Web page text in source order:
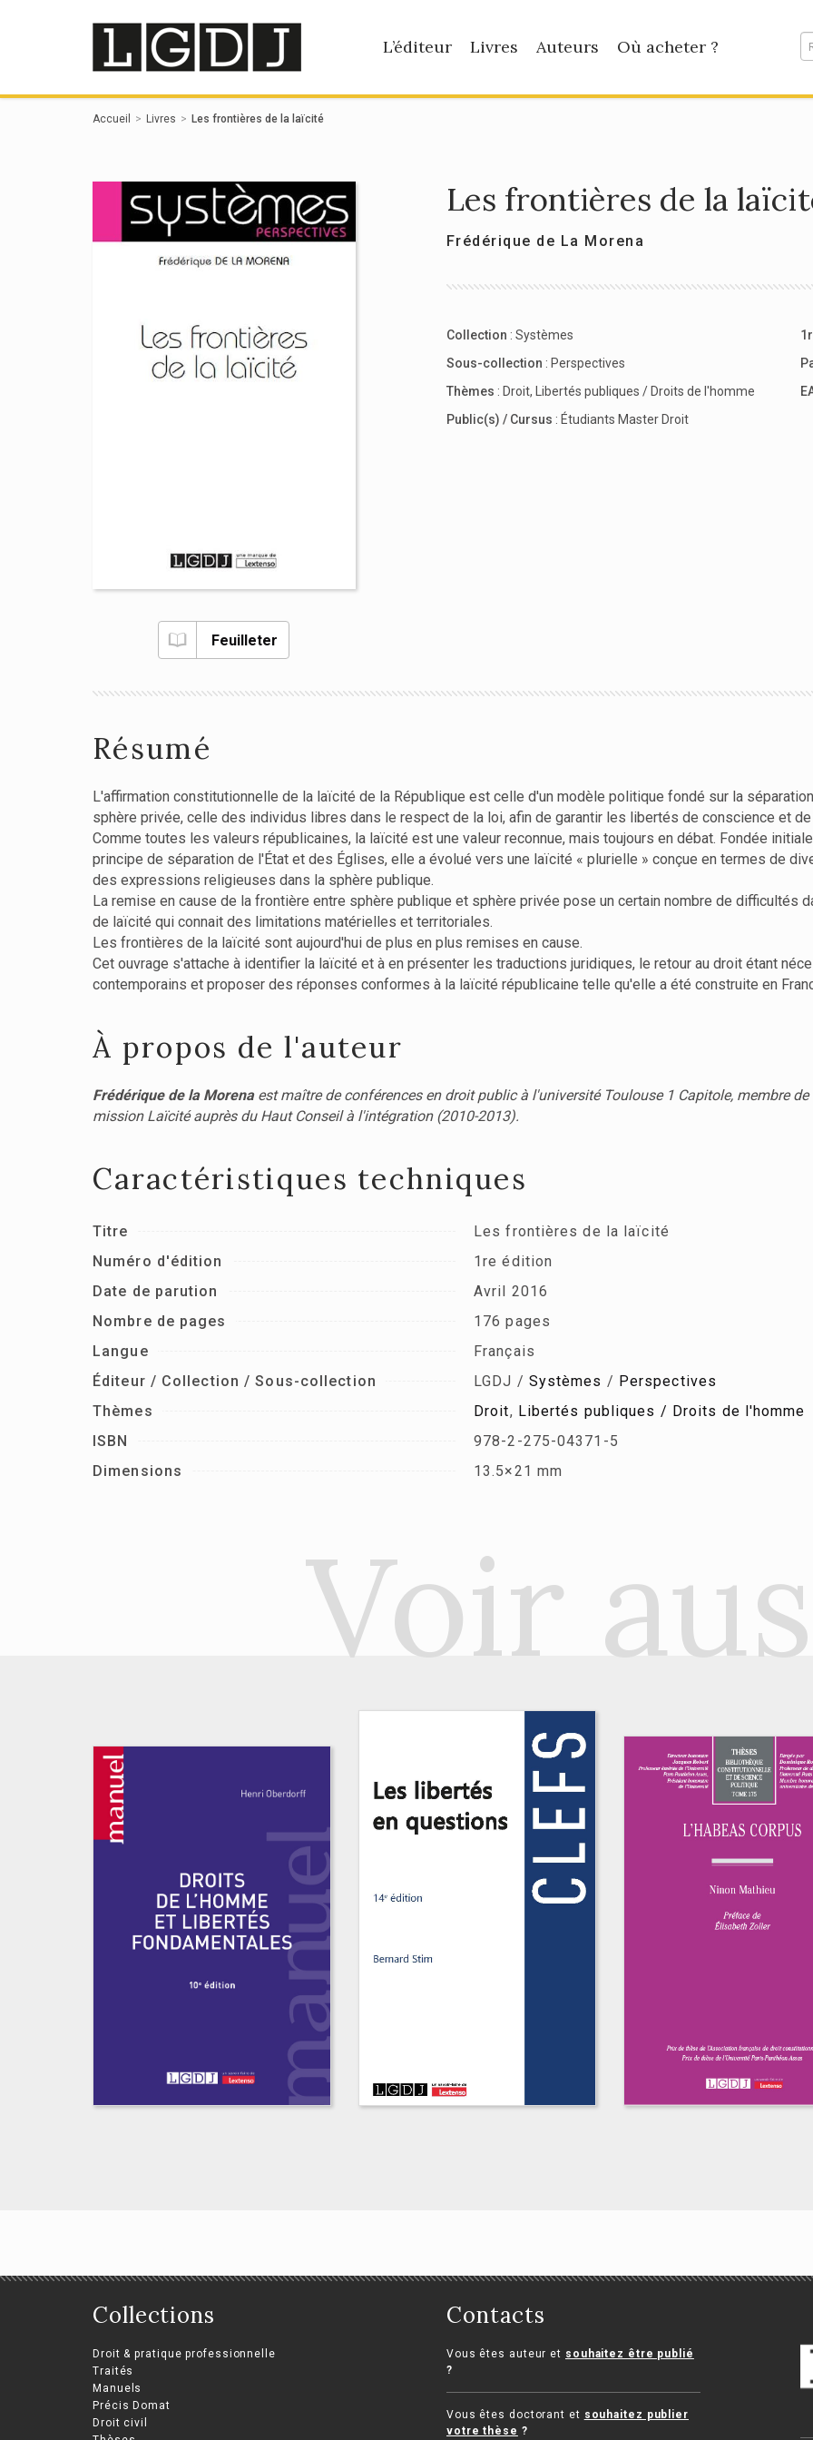
L’éditeur Livres Auteurs Où acheter ?
Accueil Livres Les frontières de la laïcité
Feuilleter
Les frontières de la
Frédérique de La Morena
Collection : Systèmes
Sous-collection : Perspectives
Thèmes : Droit,
Libertés publiques / Droits de l'homme
Public(s) / Cursus : Étudiants Master Droit
Résumé
L'affirmation constitutionnelle de la laïcité de la République est celle d'un modèle politique fondé sur la
sphère privée, celle des individus libres dans le respect de la loi, afin de garantir les libertés de conscience et
Comme toutes les valeurs républicaines, la laïcité est une valeur reconnue, mais toujours en débat. Fondée
principe de séparation de l'État et des Églises, elle a évolué vers une laïcité « plurielle » conçue en termes de
des expressions religieuses dans la sphère publique.
La remise en cause de la frontière entre sphère publique et sphère privée pose un certain nombre de difficultés
de laïcité qui connait des limitations matérielles et territoriales.
Les frontières de la laïcité sont aujourd'hui de plus en plus remises en cause.
Cet ouvrage s'attache à identifier la laïcité et à en présenter les traductions juridiques, le retour au droit étant
contemporains et proposer des réponses conformes à la laïcité républicaine telle qu'elle a été construite en
À propos de l'auteur
Frédérique de la Morenaest maître de conférences en droit public à l'université Toulouse 1 Capitole, membre de
mission Laïcité auprès du Haut Conseil à l'intégration (2010-2013).
Caractéristiques techniques
Titre
Les frontières de la laïcité
Numéro d'édition
1re édition
Date de parution
Avril 2016
Nombre de pages
176 pages
Langue
Français
Éditeur / Collection / Sous-collection
LGDJ / Systèmes / Perspectives
Thèmes
Droit, Libertés publiques / Droits de l'homme
ISBN
978-2-275-04371-5
Dimensions
13.5×21 mm
Voir
Droits de l'homme et
fondamentales
Henri Oberdorff
Les libertés en
questions
Bernard Stirn
Collections
Droit & pratique professionnelle
Traités
Manuels
Précis Domat
Droit civil
Contacts
Vous êtes auteur et souhaitez être publié
?
Vous êtes doctorant et souhaitez publier
votre thèse ?